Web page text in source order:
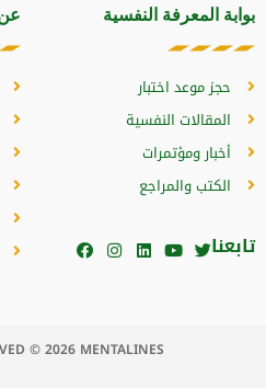
عن بوابة المعرفة النفسية
حجز موعد اختبار
المقالات النفسية
أخبار ومؤتمرات
الكتب والمراجع
تابعنا
© 2026 MENTALINES